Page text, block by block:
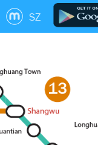
SZ